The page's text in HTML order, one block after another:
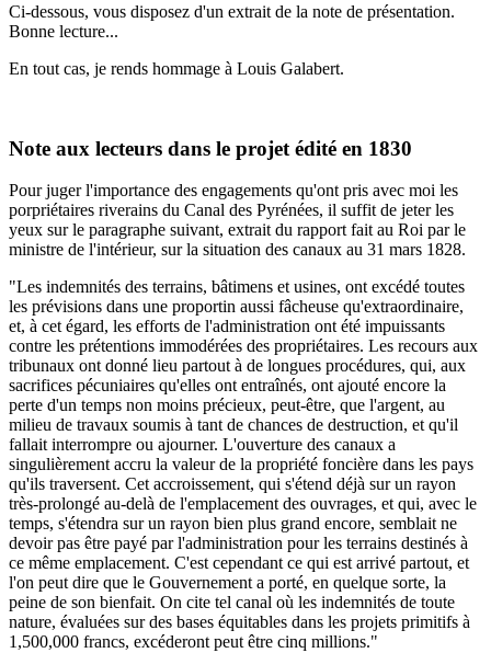
Ci-dessous, vous disposez d'un extrait de la note de présentation.
Bonne lecture...
En tout cas, je rends hommage à Louis Galabert.
Note aux lecteurs dans le projet édité en 1830
Pour juger l'importance des engagements qu'ont pris avec moi les
porpriétaires riverains du Canal des Pyrénées, il suffit de jeter les
yeux sur le paragraphe suivant, extrait du rapport fait au Roi par le
ministre de l'intérieur, sur la situation des canaux au 31 mars 1828.
"Les indemnités des terrains, bâtimens et usines, ont excédé toutes
les prévisions dans une proportin aussi fâcheuse qu'extraordinaire,
et, à cet égard, les efforts de l'administration ont été impuissants
contre les prétentions immodérées des propriétaires. Les recours aux
tribunaux ont donné lieu partout à de longues procédures, qui, aux
sacrifices pécuniaires qu'elles ont entraînés, ont ajouté encore la
perte d'un temps non moins précieux, peut-être, que l'argent, au
milieu de travaux soumis à tant de chances de destruction, et qu'il
fallait interrompre ou ajourner. L'ouverture des canaux a
singulièrement accru la valeur de la propriété foncière dans les pays
qu'ils traversent. Cet accroissement, qui s'étend déjà sur un rayon
très-prolongé au-delà de l'emplacement des ouvrages, et qui, avec le
temps, s'étendra sur un rayon bien plus grand encore, semblait ne
devoir pas être payé par l'administration pour les terrains destinés à
ce même emplacement. C'est cependant ce qui est arrivé partout, et
l'on peut dire que le Gouvernement a porté, en quelque sorte, la
peine de son bienfait. On cite tel canal où les indemnités de toute
nature, évaluées sur des bases équitables dans les projets primitifs à
1,500,000 francs, excéderont peut être cinq millions."